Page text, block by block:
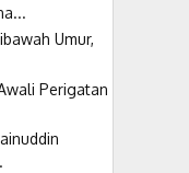
Umur,
Perigatan